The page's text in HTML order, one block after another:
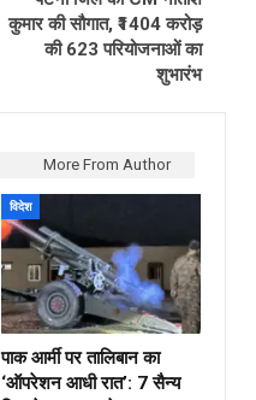
कुमार की सौगात, ₹1404 करोड़
की 623 परियोजनाओं का
शुभारंभ
More From Author
विदेश
पाक आर्मी पर तालिबान का
‘ऑपरेशन आधी रात’: 7 सैन्य